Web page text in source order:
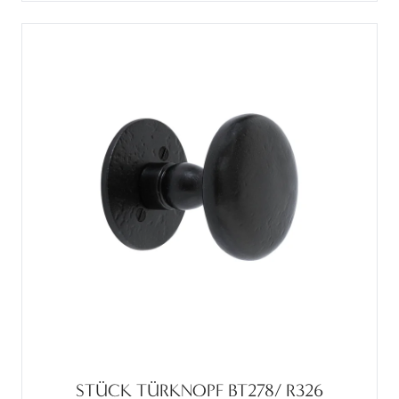
STÜCK TÜRKNOPF BT278/ R326